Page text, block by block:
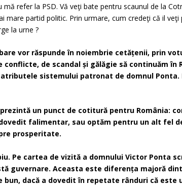
mă refer la PSD. Vă veţi bate pentru scaunul de la
mare partid politic. Prin urmare, cum credeţi că il veţi
la urne ?
vor răspunde în noiembrie cetățenii, prin
conflicte, de scandal și gălăgie să continuăm în
sistemului patronat de domnul Ponta.
un punct de cotitură pentru România:
falimentar, sau optăm pentru un alt fel
prosperitate.
Pe cartea de vizită a domnului Victor Ponta
guvernare. Aceasta este diferența majoră
bun, dacă a dovedit în repetate rânduri că este